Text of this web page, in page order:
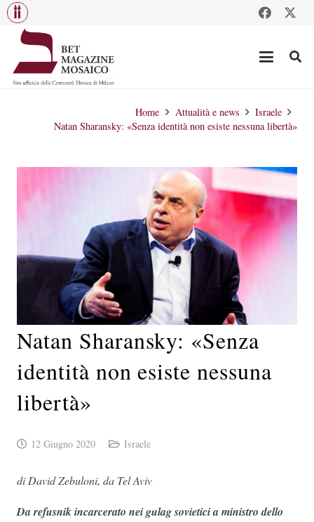
Home Attualità e news
Israele
Natan Sharansky: «Senza identità non esiste nessuna libertà»
Natan Sharansky: «Senza
identità non esiste nessuna
libertà»
12 Giugno 2020 Israele
di David Zebuloni, da Tel Aviv
Da refusnik incarcerato nei gulag sovietici a ministro dello